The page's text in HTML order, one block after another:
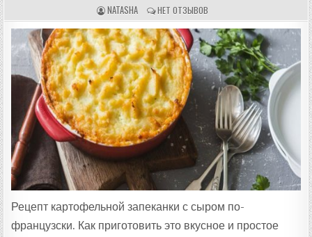
А
В
Т
О
Р
Р
Е
Ц
Е
П
Т
А
:
NATASHA О
Т
З
Ы
В
Ы
:
НЕТ ОТЗЫВОВ
Рецепт картофельной запеканки с сыром по-
французски. Как приготовить это вкусное и простое